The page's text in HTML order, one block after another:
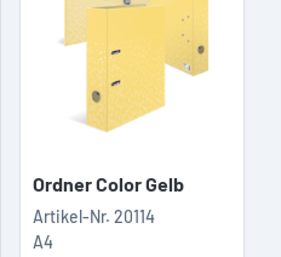
Ordner Color Gelb
Artikel-Nr. 20114
A4